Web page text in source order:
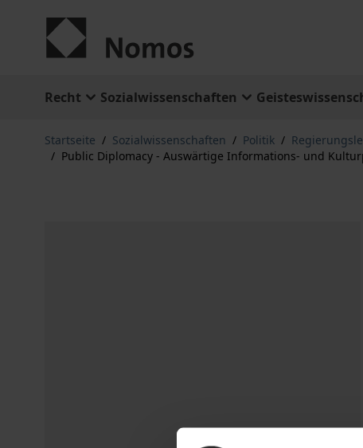
Recht Sozialwissenschaften
Startseite / Sozialwissenschaften / Politik /
/ Public Diplomacy - Auswärtige Informations- und